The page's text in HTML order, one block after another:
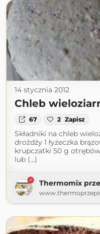
14 stycznia 2012
Chleb
67 2 Zapisz
Składniki na chleb
drożdży 1 łyżeczka
krupczatki 50 g
lub (...)
Thermomix